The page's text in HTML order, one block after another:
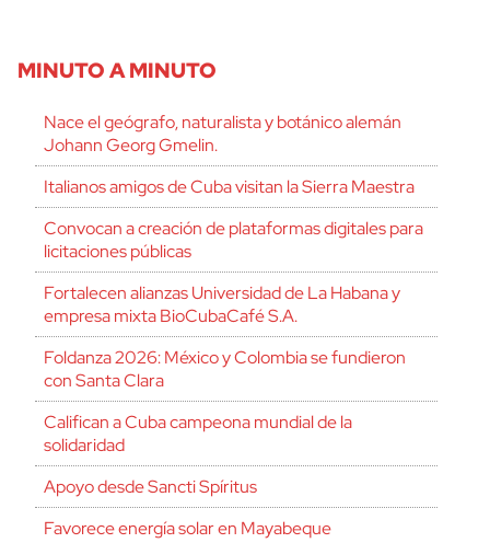
MINUTO A MINUTO
Nace el geógrafo, naturalista y botánico alemán
Johann Georg Gmelin.
Italianos amigos de Cuba visitan la Sierra Maestra
Convocan a creación de plataformas digitales para
licitaciones públicas
Fortalecen alianzas Universidad de La Habana y
empresa mixta BioCubaCafé S.A.
Foldanza 2026: México y Colombia se fundieron
con Santa Clara
Califican a Cuba campeona mundial de la
solidaridad
Apoyo desde Sancti Spíritus
Favorece energía solar en Mayabeque